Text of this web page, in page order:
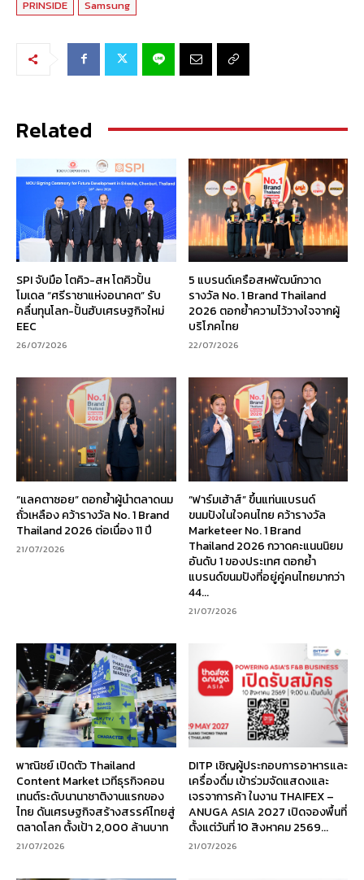
PRINSIDE Samsung
Related
SPI จับมือ โตคิว-สห โตคิวปั้น
โมเดล “ศรีราชาแห่งอนาคต” รับ
คลื่นทุนโลก-ปั้นฮับเศรษฐกิจใหม่
EEC
26/07/2026
5 แบรนด์เครือสหพัฒน์กวาด
รางวัล No. 1 Brand Thailand
2026 ตอกย้ำความไว้วางใจจากผู้
บริโภคไทย
22/07/2026
“แลคตาซอย” ตอกย้ำผู้นำตลาดนม
ถั่วเหลือง คว้ารางวัล No. 1 Brand
Thailand 2026 ต่อเนื่อง 11 ปี
21/07/2026
“ฟาร์มเฮ้าส์” ขึ้นแท่นแบรนด์
ขนมปังในใจคนไทย คว้ารางวัล
Marketeer No. 1 Brand
Thailand 2026 กวาดคะแนนนิยม
อันดับ 1 ของประเทศ ตอกย้ำ
แบรนด์ขนมปังที่อยู่คู่คนไทยมากว่า
44...
21/07/2026
พาณิชย์ เปิดตัว Thailand
Content Market เวทีธุรกิจคอน
เทนต์ระดับนานาชาติงานแรกของ
ไทย ดันเศรษฐกิจสร้างสรรค์ไทยสู่
ตลาดโลก ตั้งเป้า 2,000 ล้านบาท
21/07/2026
DITP เชิญผู้ประกอบการอาหารและ
เครื่องดื่ม เข้าร่วมจัดแสดงและ
เจรจาการค้า ในงาน THAIFEX –
ANUGA ASIA 2027 เปิดจองพื้นที่
ตั้งแต่วันที่ 10 สิงหาคม 2569...
21/07/2026